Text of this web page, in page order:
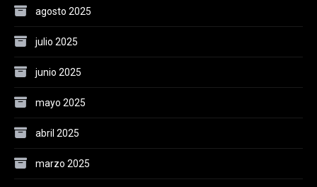
agosto 2025
julio 2025
junio 2025
mayo 2025
abril 2025
marzo 2025